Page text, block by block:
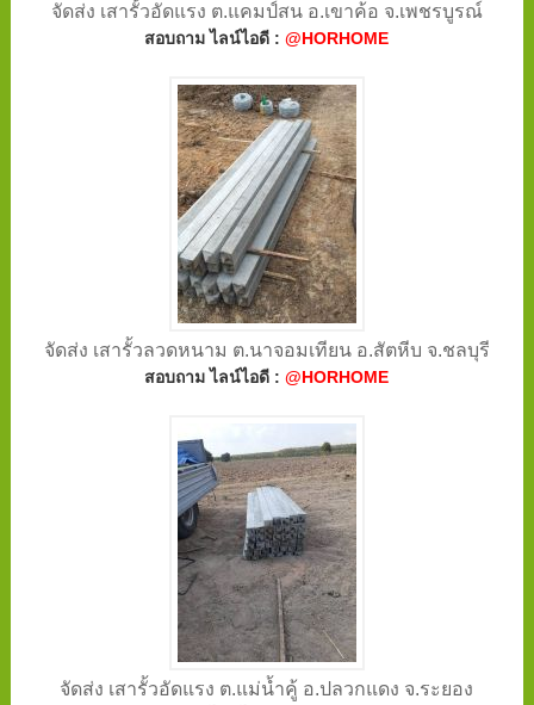
จัดส่ง เสารั้วอัดแรง ต.แคมป์สน อ.เขาค้อ จ.เพชรบูรณ์
สอบถาม ไลน์ไอดี :@HORHOME
จัดส่ง เสารั้วลวดหนาม ต.นาจอมเทียน อ.สัตหีบ จ.ชลบุรี
สอบถาม ไลน์ไอดี :@HORHOME
จัดส่ง เสารั้วอัดแรง ต.แม่น้ำคู้ อ.ปลวกแดง จ.ระยอง